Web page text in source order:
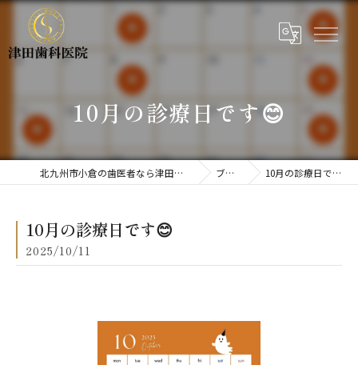
10月の診療日です😊
北九州市小倉の歯医者なら津田歯科医院 ブログ 10月の診療日です😊
10月の診療日です😊
2025/10/11